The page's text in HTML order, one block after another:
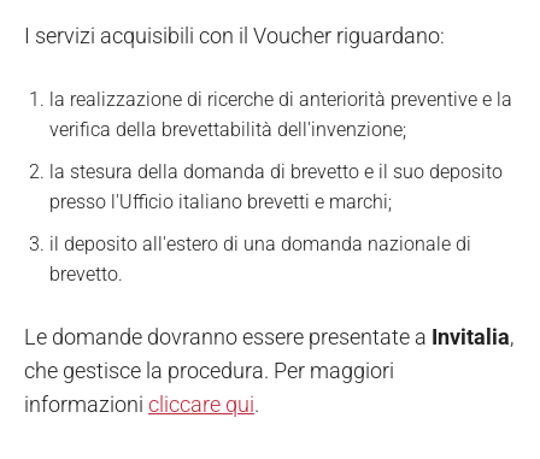
I servizi acquisibili con il Voucher riguardano:
la realizzazione di ricerche di anteriorità preventive e la
verifica della brevettabilità dell'invenzione;
la stesura della domanda di brevetto e il suo deposito
presso l'Ufficio italiano brevetti e marchi;
il deposito all'estero di una domanda nazionale di
brevetto.
Le domande dovranno essere presentate a Invitalia,
che gestisce la procedura. Per maggiori
informazioni cliccare qui.